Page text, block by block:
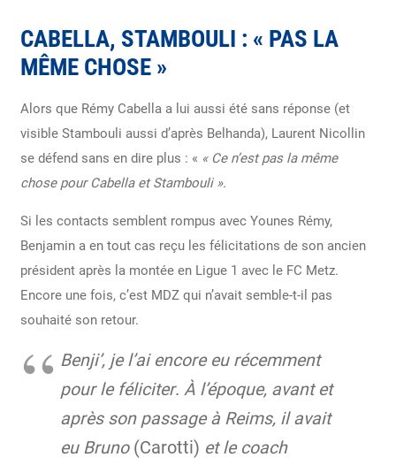
CABELLA, STAMBOULI : « PAS LA
MÊME CHOSE »
Alors que Rémy Cabella a lui aussi été sans réponse (et
visible Stambouli aussi d’après Belhanda), Laurent Nicollin
se défend sans en dire plus : « « Ce n’est pas la même
chose pour Cabella et Stambouli ».
Si les contacts semblent rompus avec Younes Rémy,
Benjamin a en tout cas reçu les félicitations de son ancien
président après la montée en Ligue 1 avec le FC Metz.
Encore une fois, c’est MDZ qui n’avait semble-t-il pas
souhaité son retour.
Benji’, je l’ai encore eu récemment
pour le féliciter. À l’époque, avant et
après son passage à Reims, il avait
eu Bruno (Carotti) et le coach